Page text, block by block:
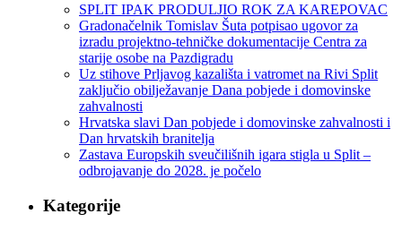
SPLIT IPAK PRODULJIO ROK ZA KAREPOVAC
Gradonačelnik Tomislav Šuta potpisao ugovor za
izradu projektno-tehničke dokumentacije Centra za
starije osobe na Pazdigradu
Uz stihove Prljavog kazališta i vatromet na Rivi Split
zaključio obilježavanje Dana pobjede i domovinske
zahvalnosti
Hrvatska slavi Dan pobjede i domovinske zahvalnosti i
Dan hrvatskih branitelja
Zastava Europskih sveučilišnih igara stigla u Split –
odbrojavanje do 2028. je počelo
Kategorije